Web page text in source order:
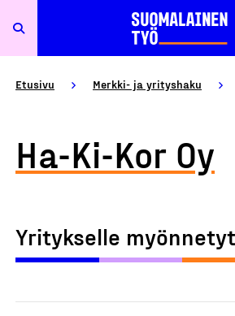
Etusivu Merkki- ja yrityshaku
Ha-Ki-Kor Oy
Yritykselle